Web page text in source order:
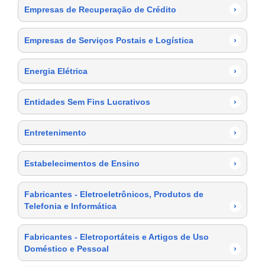
Empresas de Recuperação de Crédito ›
Empresas de Serviços Postais e Logística ›
Energia Elétrica ›
Entidades Sem Fins Lucrativos ›
Entretenimento ›
Estabelecimentos de Ensino ›
Fabricantes - Eletroeletrônicos, Produtos de
Telefonia e Informática
›
Fabricantes - Eletroportáteis e Artigos de Uso
Doméstico e Pessoal
›